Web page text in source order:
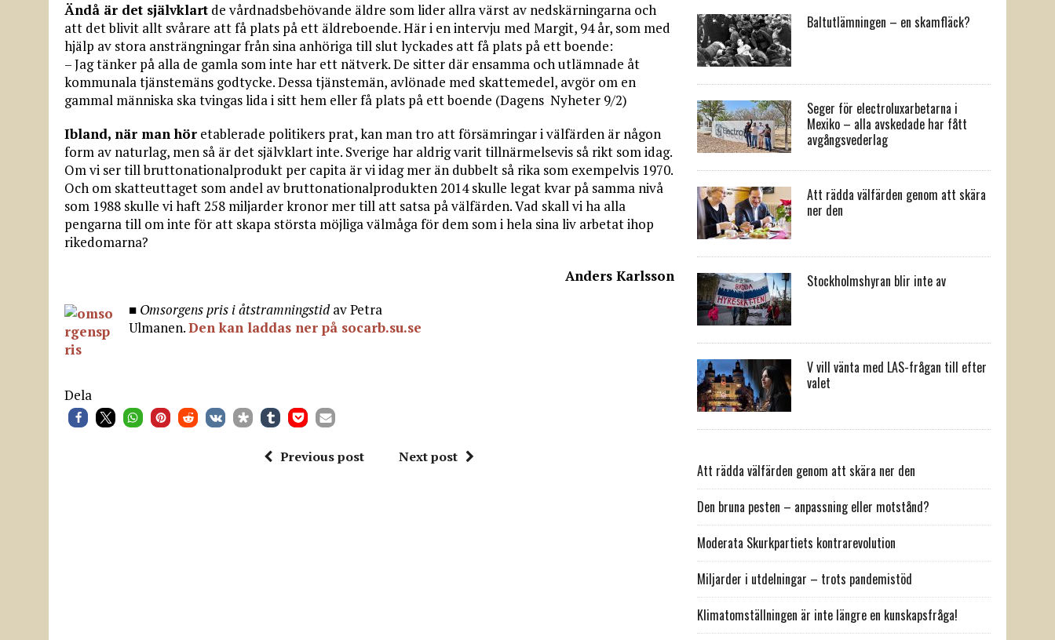
Ändå är det självklart de vårdnadsbehövande äldre som lider allra värst av nedskärningarna och
att det blivit allt svårare att få plats på ett äldreboende. Här i en intervju med Margit, 94 år, som med
hjälp av stora ansträngningar från sina anhöriga till slut lyckades att få plats på ett boende:
– Jag tänker på alla de gamla som inte har ett nätverk. De sitter där ensamma och utlämnade åt
kommunala tjänstemäns godtycke. Dessa tjänstemän, avlönade med skattemedel, avgör om en
gammal människa ska tvingas lida i sitt hem eller få plats på ett boende (Dagens Nyheter 9/2)
Ibland, när man hör etablerade politikers prat, kan man tro att försämringar i välfärden är någon
form av naturlag, men så är det självklart inte. Sverige har aldrig varit tillnärmelsevis så rikt som idag.
Om vi ser till bruttonationalprodukt per capita är vi idag mer än dubbelt så rika som exempelvis 1970.
Och om skatteuttaget som andel av bruttonationalprodukten 2014 skulle legat kvar på samma nivå
som 1988 skulle vi haft 258 miljarder kronor mer till att satsa på välfärden. Vad skall vi ha alla
pengarna till om inte för att skapa största möjliga välmåga för dem som i hela sina liv arbetat ihop
rikedomarna?
Anders Karlsson
■ Omsorgens pris i åtstramningstidav Petra
Ulmanen.Den kan laddas ner på socarb.su.se
Dela
Previous post Next post
Baltutlämningen – en skamfläck?
Seger för electroluxarbetarna i
Mexiko – alla avskedade har fått
avgångsvederlag
Att rädda välfärden genom att skära
ner den
Stockholmshyran blir inte av
V vill vänta med LAS-frågan till efter
valet
Att rädda välfärden genom att skära ner den
Den bruna pesten – anpassning eller motstånd?
Moderata Skurkpartiets kontrarevolution
Miljarder i utdelningar – trots pandemistöd
Klimatomställningen är inte längre en kunskapsfråga!